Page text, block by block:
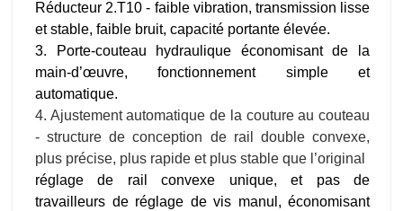
Réducteur 2.T10 - faible vibration, transmission lisse
et stable, faible bruit, capacité portante élevée.
3. Porte-couteau hydraulique économisant de la
main-d’œuvre, fonctionnement simple et
automatique.
4. Ajustement automatique de la couture au couteau
- structure de conception de rail double convexe,
plus précise, plus rapide et plus stable que l’original
réglage de rail convexe unique, et pas de
travailleurs de réglage de vis manul, économisant